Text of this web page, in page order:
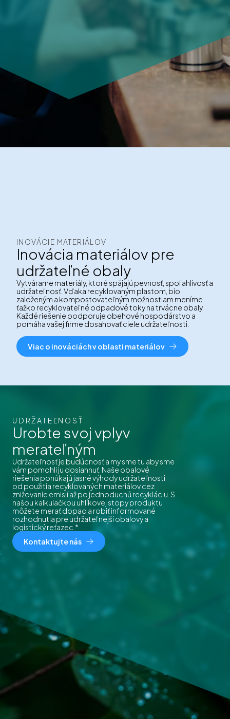
INOVÁCIE MATERIÁLOV
Inovácia materiálov pre
udržateľné obaly
Vytvárame materiály, ktoré spájajú pevnosť, spoľahlivosť a
udržateľnosť. Vďaka recyklovaným plastom, bio
založeným a kompostovateľným možnostiam meníme
ťažko recyklovateľné odpadové toky na trvácne obaly.
Každé riešenie podporuje obehové hospodárstvo a
pomáha vašej firme dosahovať ciele udržateľnosti.
Viac o inováciách v oblasti materiálov
UDRŽATEĽNOSŤ
Urobte svoj vplyv
merateľným
Udržateľnosť je budúcnosť a my sme tu aby sme
vám pomohli ju dosiahnuť. Naše obalové
riešenia ponúkajú jasné výhody udržateľnosti
od použitia recyklovaných materiálov cez
znižovanie emisií až po jednoduchú recykláciu. S
našou kalkulačkou uhlíkovej stopy produktu
môžete merať dopad a robiť informované
rozhodnutia pre udržateľnejší obalový a
logistický reťazec.*
Kontaktujte nás